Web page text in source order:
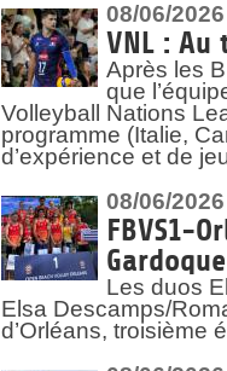
08/06/2026
VNL : Au
Après les
que
Volleyball Nations
programme (Italie,
d’expérience et de
08/06/2026
FBVS1-
Les duos
Elsa Descamps/
d’Orléans, troisième